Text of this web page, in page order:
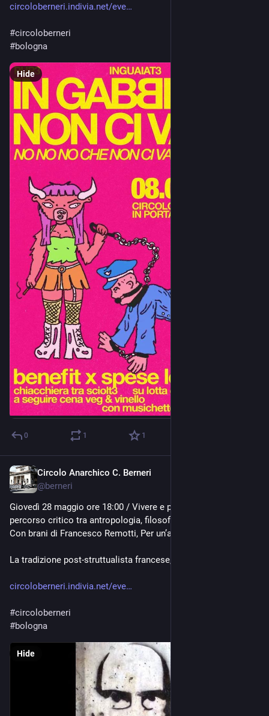
circoloberneri.indivia.net/eve
#circoloberneri
#bologna
Hide
0 1 1
Circolo Anarchico C. Berneri
@berneri
Giovedì 28 maggio ore 18:00 / Vivere e pensare l’esistenza: un
percorso critico tra antropologia, filosofia e letteratura.
Con brani di Francesco Remotti, Per un’antropologia inattuale
La tradizione post-struttualista francese, e anche la sua r
circoloberneri.indivia.net/eve
#circoloberneri
#bologna
Hide